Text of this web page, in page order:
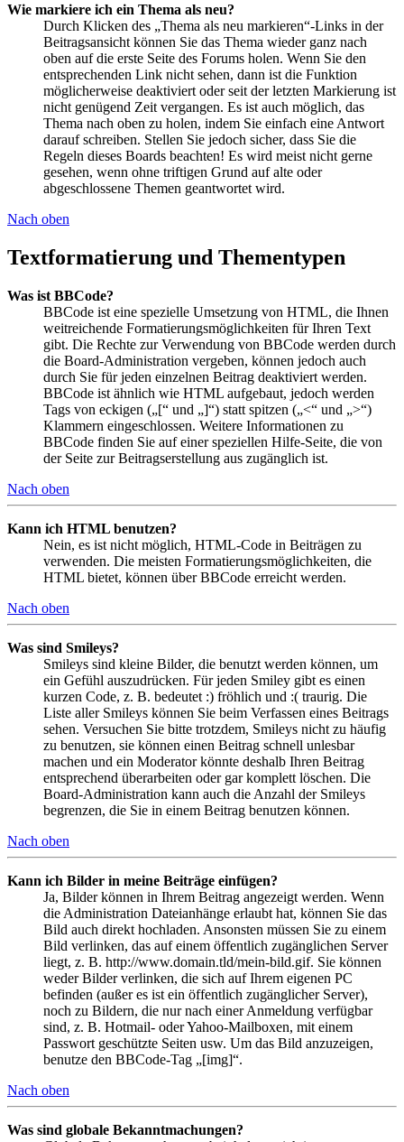
Wie markiere ich ein Thema als neu?
Durch Klicken des „Thema als neu markieren“-Links in der
Beitragsansicht können Sie das Thema wieder ganz nach
oben auf die erste Seite des Forums holen. Wenn Sie den
entsprechenden Link nicht sehen, dann ist die Funktion
möglicherweise deaktiviert oder seit der letzten Markierung ist
nicht genügend Zeit vergangen. Es ist auch möglich, das
Thema nach oben zu holen, indem Sie einfach eine Antwort
darauf schreiben. Stellen Sie jedoch sicher, dass Sie die
Regeln dieses Boards beachten! Es wird meist nicht gerne
gesehen, wenn ohne triftigen Grund auf alte oder
abgeschlossene Themen geantwortet wird.
Nach oben
Textformatierung und Thementypen
Was ist BBCode?
BBCode ist eine spezielle Umsetzung von HTML, die Ihnen
weitreichende Formatierungsmöglichkeiten für Ihren Text
gibt. Die Rechte zur Verwendung von BBCode werden durch
die Board-Administration vergeben, können jedoch auch
durch Sie für jeden einzelnen Beitrag deaktiviert werden.
BBCode ist ähnlich wie HTML aufgebaut, jedoch werden
Tags von eckigen („[“ und „]“) statt spitzen („<“ und „>“)
Klammern eingeschlossen. Weitere Informationen zu
BBCode finden Sie auf einer speziellen Hilfe-Seite, die von
der Seite zur Beitragserstellung aus zugänglich ist.
Nach oben
Kann ich HTML benutzen?
Nein, es ist nicht möglich, HTML-Code in Beiträgen zu
verwenden. Die meisten Formatierungsmöglichkeiten, die
HTML bietet, können über BBCode erreicht werden.
Nach oben
Was sind Smileys?
Smileys sind kleine Bilder, die benutzt werden können, um
ein Gefühl auszudrücken. Für jeden Smiley gibt es einen
kurzen Code, z. B. bedeutet :) fröhlich und :( traurig. Die
Liste aller Smileys können Sie beim Verfassen eines Beitrags
sehen. Versuchen Sie bitte trotzdem, Smileys nicht zu häufig
zu benutzen, sie können einen Beitrag schnell unlesbar
machen und ein Moderator könnte deshalb Ihren Beitrag
entsprechend überarbeiten oder gar komplett löschen. Die
Board-Administration kann auch die Anzahl der Smileys
begrenzen, die Sie in einem Beitrag benutzen können.
Nach oben
Kann ich Bilder in meine Beiträge einfügen?
Ja, Bilder können in Ihrem Beitrag angezeigt werden. Wenn
die Administration Dateianhänge erlaubt hat, können Sie das
Bild auch direkt hochladen. Ansonsten müssen Sie zu einem
Bild verlinken, das auf einem öffentlich zugänglichen Server
liegt, z. B. http://www.domain.tld/mein-bild.gif. Sie können
weder Bilder verlinken, die sich auf Ihrem eigenen PC
befinden (außer es ist ein öffentlich zugänglicher Server),
noch zu Bildern, die nur nach einer Anmeldung verfügbar
sind, z. B. Hotmail- oder Yahoo-Mailboxen, mit einem
Passwort geschützte Seiten usw. Um das Bild anzuzeigen,
benutze den BBCode-Tag „[img]“.
Nach oben
Was sind globale Bekanntmachungen?